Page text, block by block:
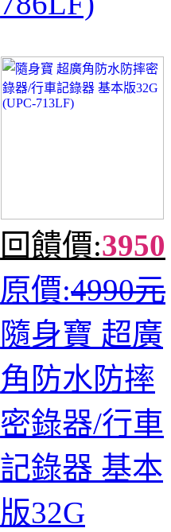
回饋價:3950
原價:4990元
隨身寶 超廣
角防水防摔
密錄器/行車
記錄器 基本
版32G